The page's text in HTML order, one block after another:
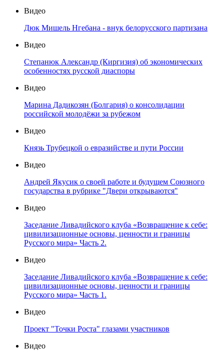
Видео
Дюк Мишель Нгебана - внук белорусского партизана
Видео
Степанюк Александр (Киргизия) об экономических
особенностях русской диаспоры
Видео
Марина Дадикозян (Болгария) о консолидации
российской молодёжи за рубежом
Видео
Князь Трубецкой о евразийстве и пути России
Видео
Андрей Якусик о своей работе и будущем Союзного
государства в рубрике "Двери открываются"
Видео
Заседание Ливадийского клуба «Возвращение к себе:
цивилизационные основы, ценности и границы
Русского мира» Часть 2.
Видео
Заседание Ливадийского клуба «Возвращение к себе:
цивилизационные основы, ценности и границы
Русского мира» Часть 1.
Видео
Проект "Точки Роста" глазами участников
Видео